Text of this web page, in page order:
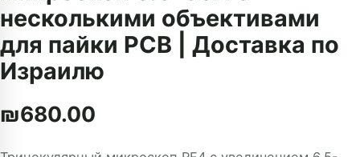
несколькими объективами
для пайки PCB | Доставка по
Израилю
₪680.00